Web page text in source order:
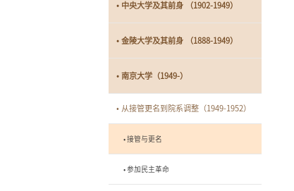
• 中央大学及其前身 （1902-1949）
• 金陵大学及其前身 （1888-1949）
• 南京大学（1949-）
• 从接管更名到院系调整（1949-1952）
• 接管与更名
• 参加民主革命